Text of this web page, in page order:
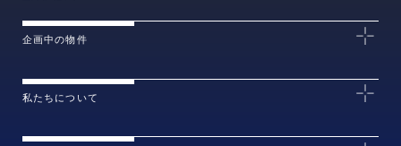
企画中の物件
私たちについて